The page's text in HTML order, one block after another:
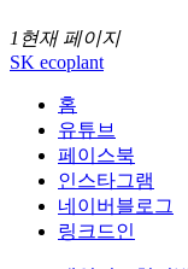
1 현재 페이지
SK ecoplant
홈
유튜브
페이스북
인스타그램
네이버블로그
링크드인